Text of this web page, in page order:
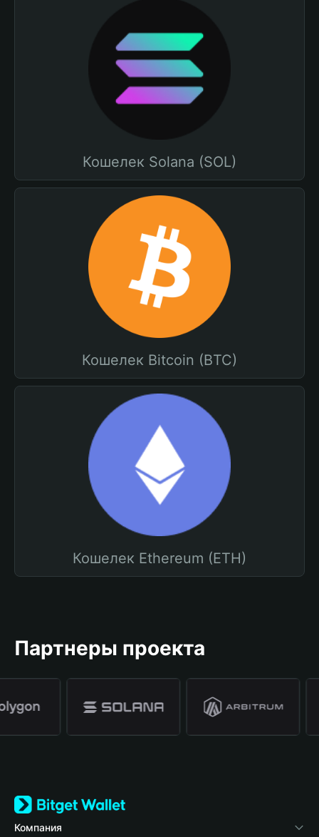
Кошелек Solana (SOL)
Кошелек Bitcoin (BTC)
Кошелек Ethereum (ETH)
Партнеры проекта
Компания